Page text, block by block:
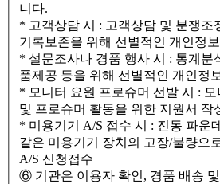
니다.
* 고객상담 시 : 고객상담 및 분쟁조
기록보존을 위해 선별적인 개인정
* 설문조사나 경품 행사 시 : 통계분
품제공 등을 위해 선별적인 개인정
* 모니터 요원 프로슈머 선발 시 : 모
및 프로슈머 활동을 위한 지원서 작
* 미용기기 A/S 접수 시 : 진동 파운
같은 미용기기 장치의 고장/불량으
A/S 신청접수
⑥ 기관은 이용자 확인, 경품 배송